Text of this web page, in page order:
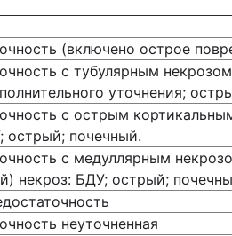
(включено острое
с тубулярным некрозом
уточнения;
с острым
острый; почечный.
с медуллярным
некроз: БДУ; острый;
неуточненная